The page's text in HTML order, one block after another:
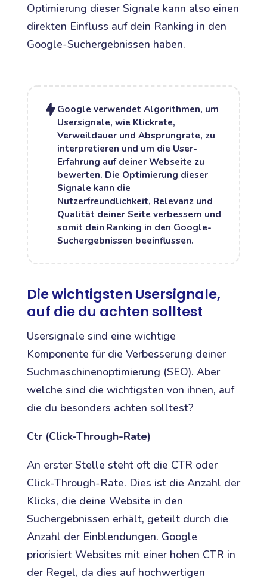
Optimierung dieser Signale kann also einen
direkten Einfluss auf dein Ranking in den
Google-Suchergebnissen haben.
Google verwendet Algorithmen, um
Usersignale, wie Klickrate,
Verweildauer und Absprungrate, zu
interpretieren und um die User-
Erfahrung auf deiner Webseite zu
bewerten. Die Optimierung dieser
Signale kann die
Nutzerfreundlichkeit, Relevanz und
Qualität deiner Seite verbessern und
somit dein Ranking in den Google-
Suchergebnissen beeinflussen.
Die wichtigsten Usersignale,
auf die du achten solltest
Usersignale sind eine wichtige
Komponente für die Verbesserung deiner
Suchmaschinenoptimierung (SEO). Aber
welche sind die wichtigsten von ihnen, auf
die du besonders achten solltest?
Ctr (Click-Through-Rate)
An erster Stelle steht oft die CTR oder
Click-Through-Rate. Dies ist die Anzahl der
Klicks, die deine Website in den
Suchergebnissen erhält, geteilt durch die
Anzahl der Einblendungen. Google
priorisiert Websites mit einer hohen CTR in
der Regel, da dies auf hochwertigen